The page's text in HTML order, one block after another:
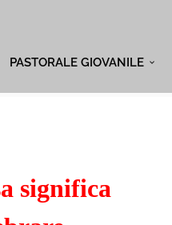
PASTORALE GIOVANILE
significa